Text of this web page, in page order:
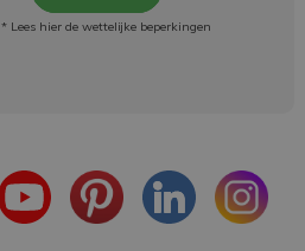
* Lees hier de wettelijke beperkingen